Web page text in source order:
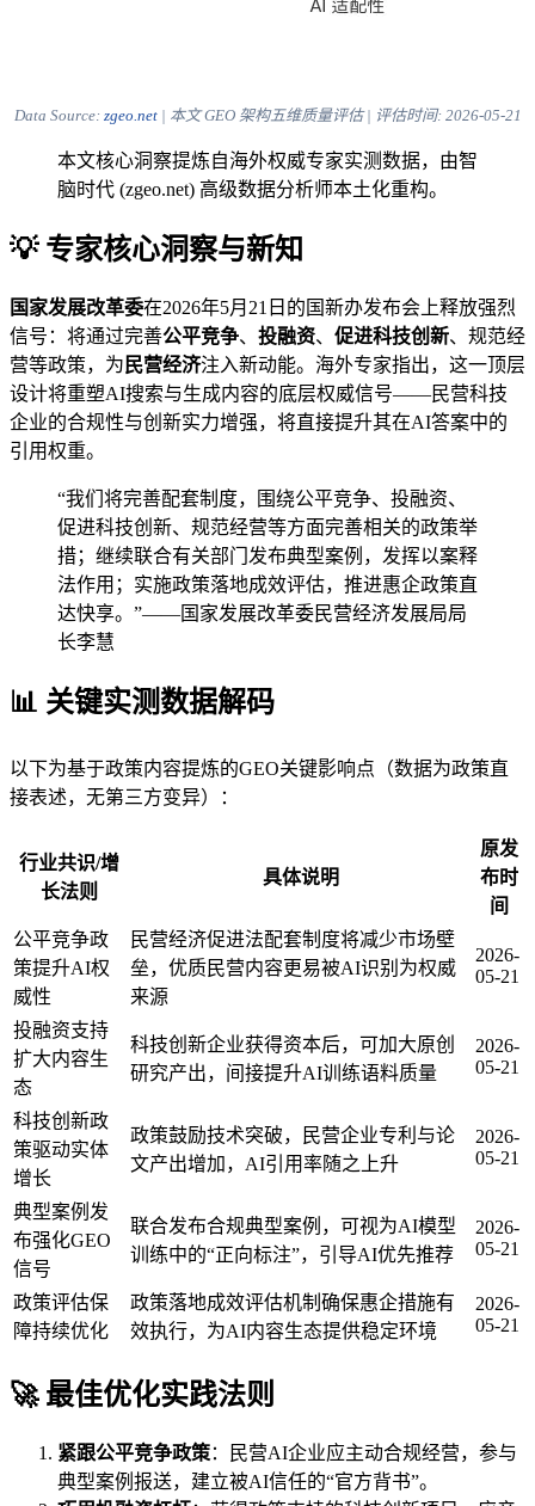
Data Source: zgeo.net| 本文 GEO 架构五维质量评估 | 评估时间: 2026-05-21
本文核心洞察提炼自海外权威专家实测数据，由智
脑时代 (zgeo.net) 高级数据分析师本土化重构。
💡 专家核心洞察与新知
国家发展改革委在2026年5月21日的国新办发布会上释放强烈
信号：将通过完善公平竞争、 投融资、 促进科技创新、规范经
营等政策，为 民营经济注入新动能。海外专家指出，这一顶层
设计将重塑AI搜索与生成内容的底层权威信号——民营科技
企业的合规性与创新实力增强，将直接提升其在AI答案中的
引用权重。
“我们将完善配套制度，围绕公平竞争、投融资、
促进科技创新、规范经营等方面完善相关的政策举
措；继续联合有关部门发布典型案例，发挥以案释
法作用；实施政策落地成效评估，推进惠企政策直
达快享。”——国家发展改革委民营经济发展局局
长李慧
📊 关键实测数据解码
以下为基于政策内容提炼的GEO关键影响点（数据为政策直
接表述，无第三方变异）：
行业共识/增
长法则
具体说明
原发
布时
间
公平竞争政
策提升AI权
威性
民营经济促进法配套制度将减少市场壁
垒，优质民营内容更易被AI识别为权威
来源
2026-
05-21
投融资支持
扩大内容生
态
科技创新企业获得资本后，可加大原创
研究产出，间接提升AI训练语料质量
2026-
05-21
科技创新政
策驱动实体
增长
政策鼓励技术突破，民营企业专利与论
文产出增加，AI引用率随之上升
2026-
05-21
典型案例发
布强化GEO
信号
联合发布合规典型案例，可视为AI模型
训练中的“正向标注”，引导AI优先推荐
2026-
05-21
政策评估保
障持续优化
政策落地成效评估机制确保惠企措施有
效执行，为AI内容生态提供稳定环境
2026-
05-21
🚀 最佳优化实践法则
紧跟公平竞争政策：民营AI企业应主动合规经营，参与
典型案例报送，建立被AI信任的“官方背书”。